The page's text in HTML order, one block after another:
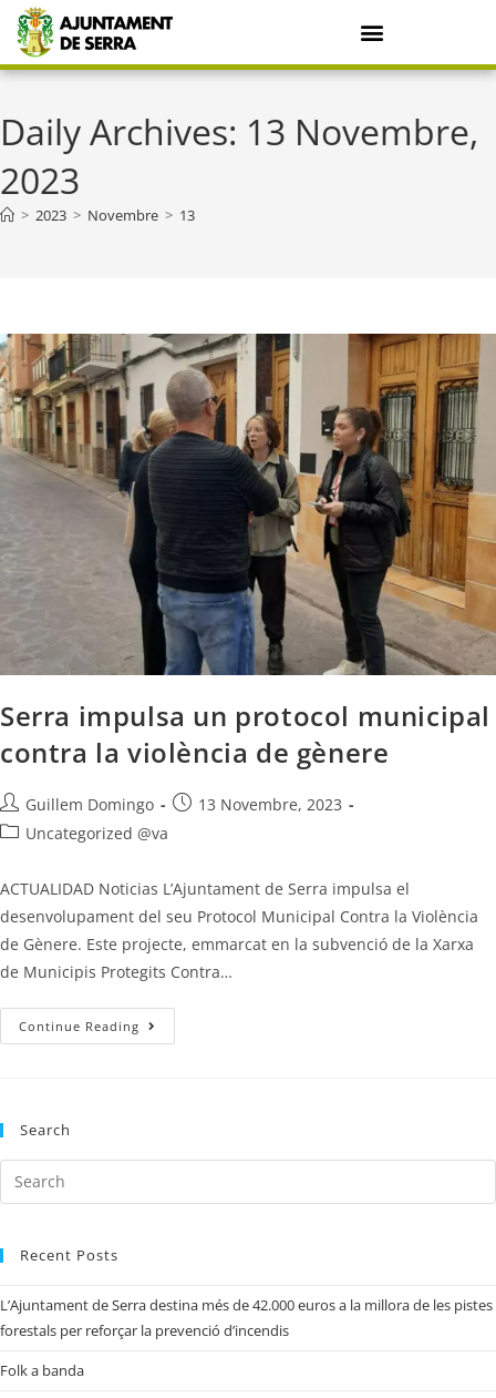
Daily Archives: 13 Novembre,
2023
> 2023 > Novembre > 13
Serra impulsa un protocol municipal
contra la violència de gènere
Guillem Domingo
13 Novembre, 2023
Uncategorized @va
ACTUALIDAD Noticias L’Ajuntament de Serra impulsa el
desenvolupament del seu Protocol Municipal Contra la Violència
de Gènere. Este projecte, emmarcat en la subvenció de la Xarxa
de Municipis Protegits Contra…
Continue Reading
Search
Recent Posts
L’Ajuntament de Serra destina més de 42.000 euros a la millora de les pistes
forestals per reforçar la prevenció d’incendis
Folk a banda